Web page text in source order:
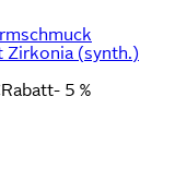
(synth.)
Rabatt- 5 %